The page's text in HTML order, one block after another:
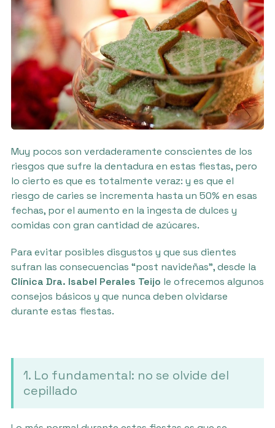
Muy pocos son verdaderamente conscientes de los
riesgos que sufre la dentadura en estas fiestas, pero
lo cierto es que es totalmente veraz: y es que el
riesgo de caries se incrementa hasta un 50% en esas
fechas, por el aumento en la ingesta de dulces y
comidas con gran cantidad de azúcares.
Para evitar posibles disgustos y que sus dientes
sufran las consecuencias “post navideñas”, desde la
Clínica Dra. Isabel Perales Teijo le ofrecemos algunos
consejos básicos y que nunca deben olvidarse
durante estas fiestas.
1. Lo fundamental: no se olvide del
cepillado